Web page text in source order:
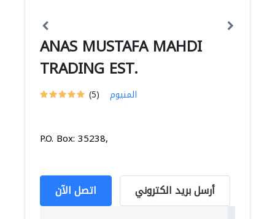
ANAS MUSTAFA MAHDI
TRADING EST.
(5) المنيوم
P.O. Box: 35238,
اتصل الآن أرسل بريد الكتروني